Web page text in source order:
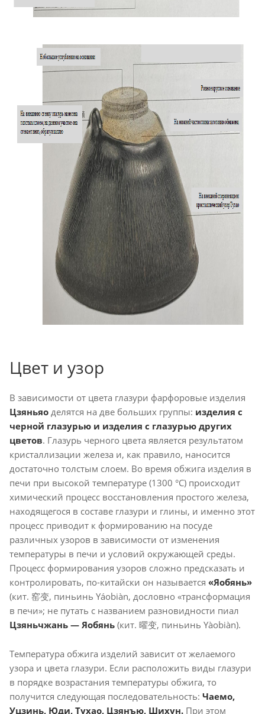
Цвет и узор
В зависимости от цвета глазури фарфоровые изделия
Цзяньяо делятся на две больших группы: изделия с
черной глазурью и изделия с глазурью других
цветов. Глазурь черного цвета является результатом
кристаллизации железа и, как правило, наносится
достаточно толстым слоем. Во время обжига изделия в
печи при высокой температуре (1300 °C) происходит
химический процесс восстановления простого железа,
находящегося в составе глазури и глины, и именно этот
процесс приводит к формированию на посуде
различных узоров в зависимости от изменения
температуры в печи и условий окружающей среды.
Процесс формирования узоров сложно предсказать и
контролировать, по-китайски он называется «Яобянь»
(кит. 窑变, пиньинь Yáobiàn, дословно «трансформация
в печи»; не путать с названием разновидности пиал
Цзяньчжань — Яобянь (кит. 曜变, пиньинь Yàobiàn).
Температура обжига изделий зависит от желаемого
узора и цвета глазури. Если расположить виды глазури
в порядке возрастания температуры обжига, то
получится следующая последовательность: Чаемо,
Уцзинь, Юди, Тухао, Цзянъю, Шихун. При этом